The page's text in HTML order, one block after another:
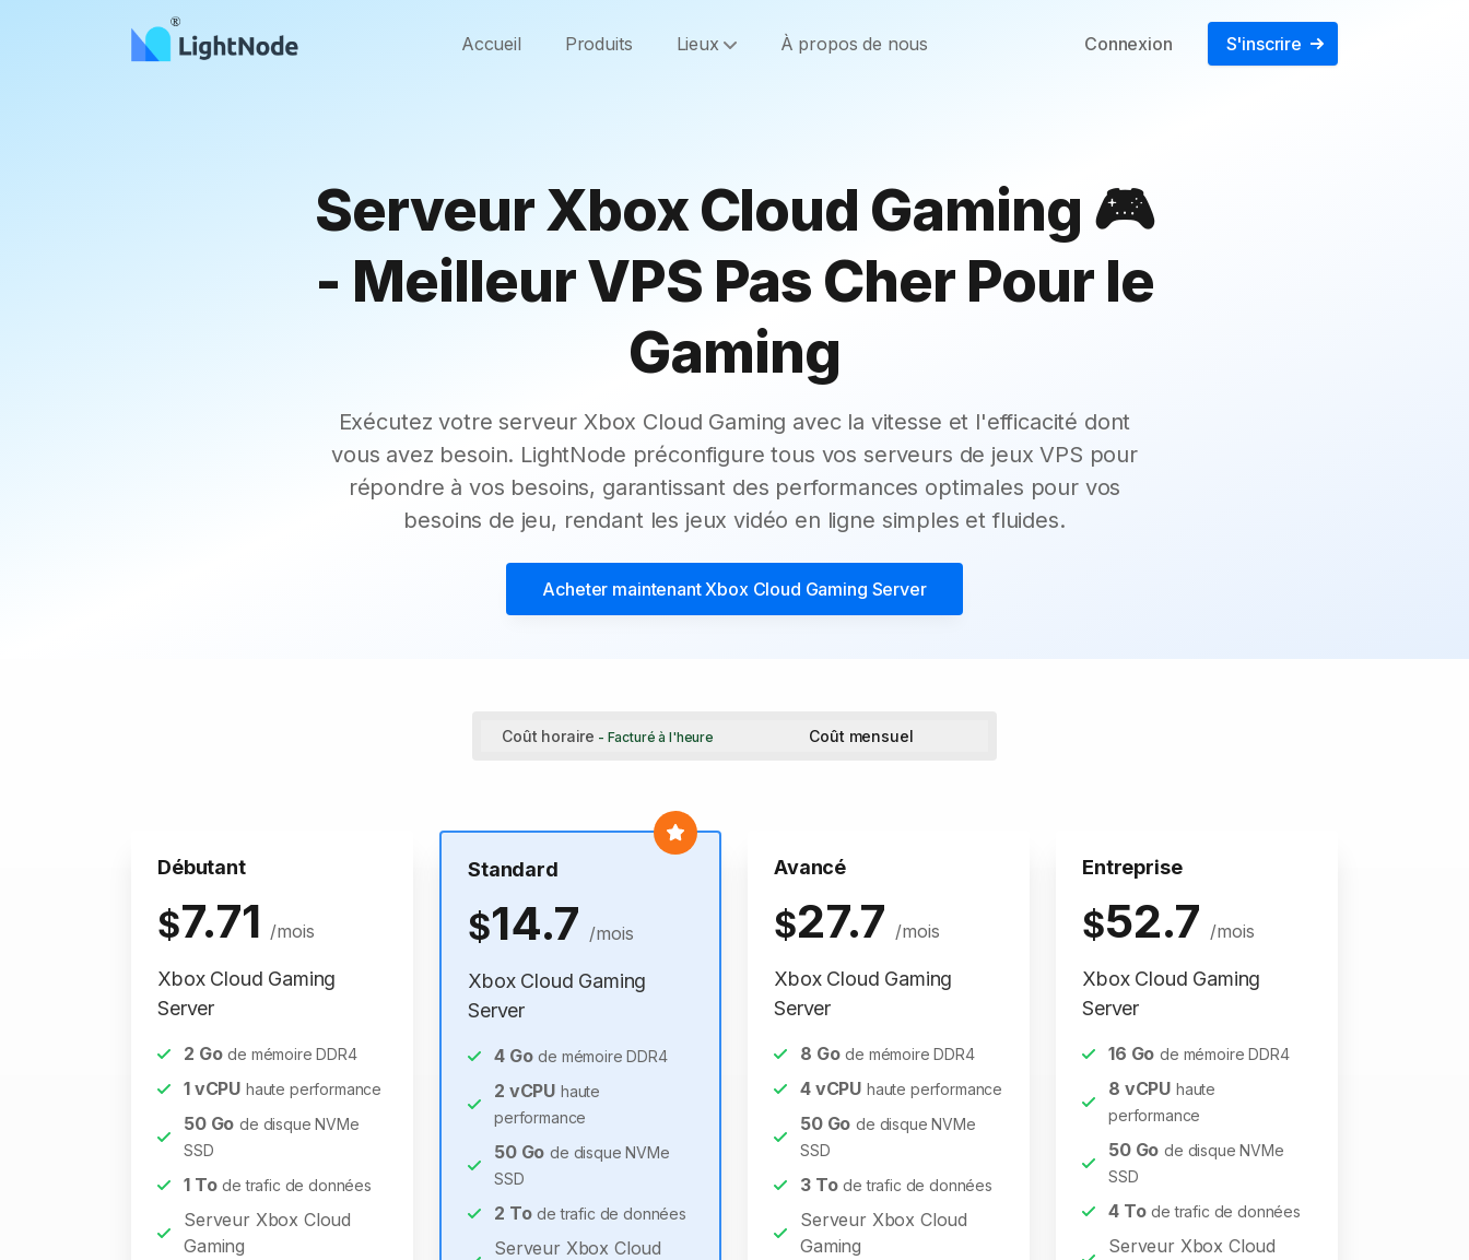
Accueil Produits Lieux À propos de nous Connexion S'inscrire
Serveur Xbox Cloud Gaming 🎮
- Meilleur VPS Pas Cher Pour le
Gaming
Exécutez votre serveur Xbox Cloud Gaming avec la vitesse et l'efficacité dont
vous avez besoin. LightNode préconfigure tous vos serveurs de jeux VPS pour
répondre à vos besoins, garantissant des performances optimales pour vos
besoins de jeu, rendant les jeux vidéo en ligne simples et fluides.
Acheter maintenantXbox Cloud Gaming Server
Coût horaire - Facturé à l'heure Coût mensuel
Débutant
$7.71 /mois
Xbox Cloud Gaming
Server
2 Go de mémoire DDR4
1vCPU haute performance
50Go de disque NVMe
SSD
1To de trafic de données
Serveur Xbox Cloud
Gaming
Standard
$14.7 /mois
Xbox Cloud Gaming
Server
4Go de mémoire DDR4
2 vCPU haute
performance
50Go de disque NVMe
SSD
2 To de trafic de données
Serveur Xbox Cloud
Avancé
$27.7 /mois
Xbox Cloud Gaming
Server
8 Go de mémoire DDR4
4vCPU haute performance
50Go de disque NVMe
SSD
3To de trafic de données
Serveur Xbox Cloud
Gaming
Entreprise
$52.7 /mois
Xbox Cloud Gaming
Server
16 Go de mémoire DDR4
8 vCPU haute
performance
50Go de disque NVMe
SSD
4To de trafic de données
Serveur Xbox Cloud